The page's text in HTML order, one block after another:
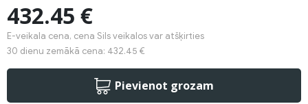
432.45 €
E-veikala cena, cena Sils veikalos var atšķirties
30 dienu zemākā cena: 432.45 €
Pievienot grozam